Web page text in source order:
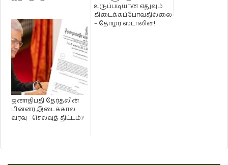
உருப்படியான எதுவும்
கிடைக்கப்போவதில்லை
– தோழர் ஸ்டாலின்!
ஜனாதிபதி தேர்தலின்
பின்னர் இடைக்கால
வரவு - செலவுத் திட்டம்?